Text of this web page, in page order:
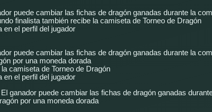
puede cambiar las fichas de dragón ganadas durante la
finalista también recibe la camiseta de Torneo de Dragón
en el perfil del jugador
puede cambiar las fichas de dragón ganadas durante la
por una moneda dorada
la camiseta de Torneo de Dragón
en el perfil del jugador
El ganador puede cambiar las fichas de dragón ganadas
por una moneda dorada